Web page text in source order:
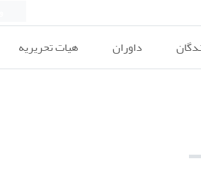
داوران هیات تحریریه